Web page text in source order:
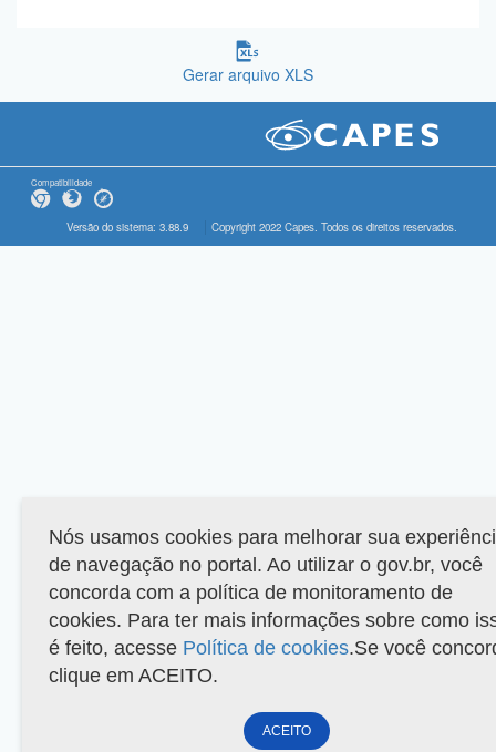
Gerar arquivo XLS
Compatibilidade
Versão do sistema: 3.88.9 Copyright 2022 Capes. Todos os direitos reservados.
Nós usamos cookies para melhorar sua
de navegação no portal. Ao utilizar o gov.br, você
concorda com a política de monitoramento de
cookies. Para ter mais informações sobre como
é feito, acesse Política de cookies.Se você
clique em ACEITO.
ACEITO